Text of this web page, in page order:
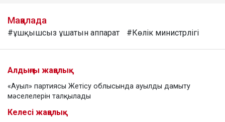
Мақалада
#ұшқышсыз ұшатын аппарат #Көлік министрлігі
Алдыңғы жаңалық
«Ауыл» партиясы Жетісу облысында ауылды дамыту
мәселелерін талқылады
Келесі жаңалық